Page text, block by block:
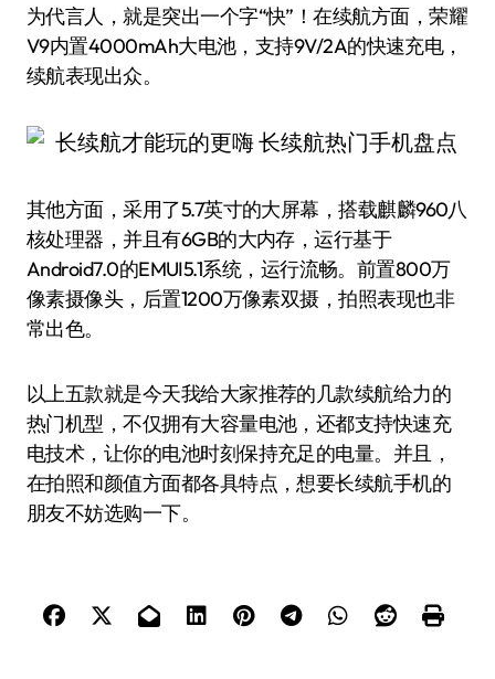
为代言人，就是突出一个字“快”！在续航方面，荣耀
V9内置4000mAh大电池，支持9V/2A的快速充电，
续航表现出众。
其他方面，采用了5.7英寸的大屏幕，搭载麒麟960八
核处理器，并且有6GB的大内存，运行基于
Android7.0的EMUI5.1系统，运行流畅。前置800万
像素摄像头，后置1200万像素双摄，拍照表现也非
常出色。
以上五款就是今天我给大家推荐的几款续航给力的
热门机型，不仅拥有大容量电池，还都支持快速充
电技术，让你的电池时刻保持充足的电量。并且，
在拍照和颜值方面都各具特点，想要长续航手机的
朋友不妨选购一下。